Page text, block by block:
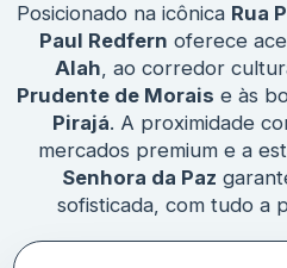
Posicionado na icônica Rua
Paul Redfern oferece
Alah, ao corredor
Prudente de Morais e às
Pirajá. A proximidade
mercados premium e a
Senhora da Paz
sofisticada, com tudo a